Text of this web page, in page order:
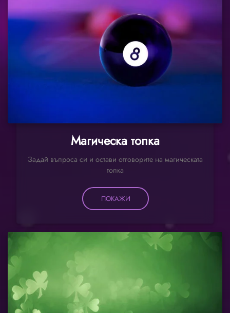
Магическа топка
Задай въпроса си и остави отговорите на магическата
топка
ПОКАЖИ